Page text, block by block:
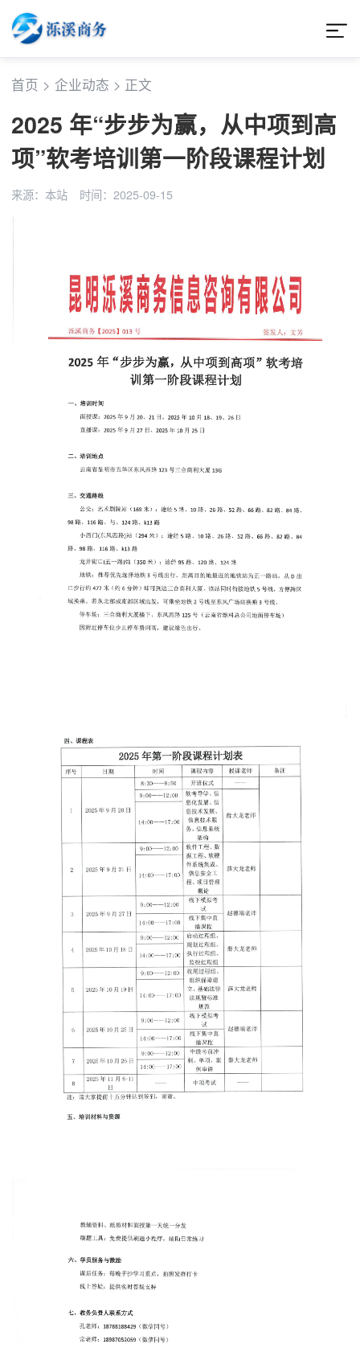
首页 > 企业动态 > 正文
2025 年“步步为赢，从中项到高
项”软考培训第一阶段课程计划
来源：本站 时间：2025-09-15